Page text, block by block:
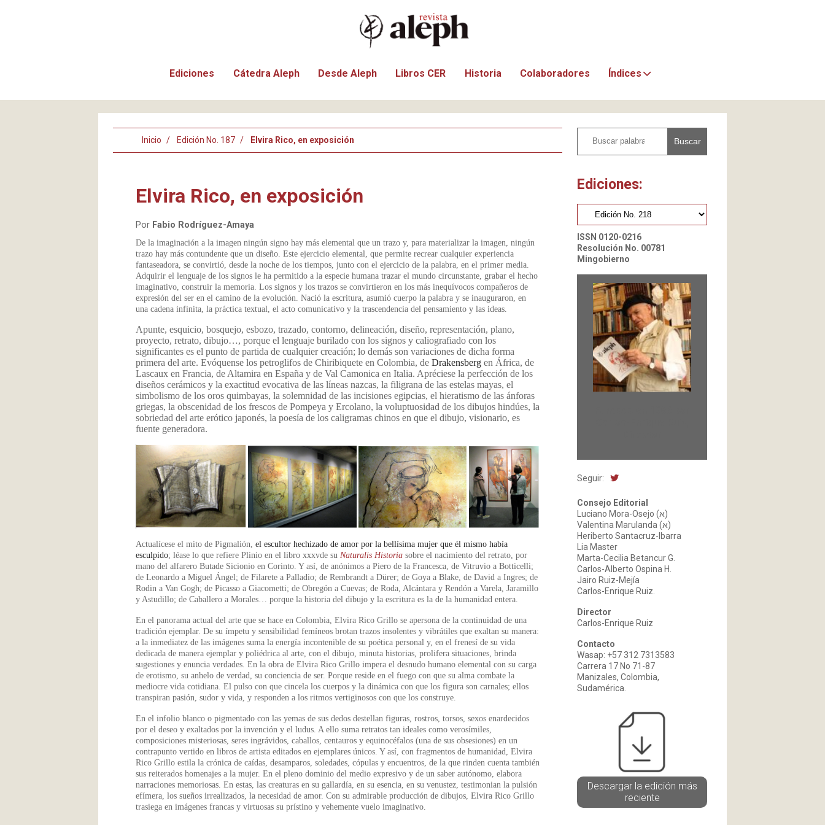
Ediciones Cátedra Aleph Desde Aleph Libros CER Historia Colaboradores Índices
Inicio Edición No. 187 Elvira Rico, en exposición
Elvira Rico, en exposición
Por Fabio Rodríguez-Amaya
De la imaginación a la imagen ningún signo hay más elemental que un trazo y, para materializar la imagen, ningún
trazo hay más contundente que un diseño. Este ejercicio elemental, que permite recrear cualquier experiencia
fantaseadora, se convirtió, desde la noche de los tiempos, junto con el ejercicio de la palabra, en el primer media.
Adquirir el lenguaje de los signos le ha permitido a la especie humana trazar el mundo circunstante, grabar el hecho
imaginativo, construir la memoria. Los signos y los trazos se convirtieron en los más inequívocos compañeros de
expresión del ser en el camino de la evolución. Nació la escritura, asumió cuerpo la palabra y se inauguraron, en
una cadena infinita, la práctica textual, el acto comunicativo y la trascendencia del pensamiento y las ideas.
Apunte, esquicio, bosquejo, esbozo, trazado, contorno, delineación, diseño, representación, plano,
proyecto, retrato, dibujo…, porque el lenguaje burilado con los signos y caliografiado con los
significantes es el punto de partida de cualquier creación; lo demás son variaciones de dicha forma
primera del arte. Evóquense los petroglifos de Chiribiquete en Colombia, de Drakensberg en África, de
Lascaux en Francia, de Altamira en España y de Val Camonica en Italia. Apréciese la perfección de los
diseños cerámicos y la exactitud evocativa de las líneas nazcas, la filigrana de las estelas mayas, el
simbolismo de los oros quimbayas, la solemnidad de las incisiones egipcias, el hieratismo de las ánforas
griegas, la obscenidad de los frescos de Pompeya y Ercolano, la voluptuosidad de los dibujos hindúes, la
sobriedad del arte erótico japonés, la poesía de los caligramas chinos en que el dibujo, visionario, es
fuente generadora.
Actualícese el mito de Pigmalión, el escultor hechizado de amor por la bellísima mujer que él mismo había
esculpido; léase lo que refiere Plinio en el libro xxxvde su Naturalis Historia sobre el nacimiento del retrato, por
mano del alfarero Butade Sicionio en Corinto. Y así, de anónimos a Piero de la Francesca, de Vitruvio a Botticelli;
de Leonardo a Miguel Ángel; de Filarete a Palladio; de Rembrandt a Dürer; de Goya a Blake, de David a Ingres; de
Rodin a Van Gogh; de Picasso a Giacometti; de Obregón a Cuevas; de Roda, Alcántara y Rendón a Varela, Jaramillo
y Astudillo; de Caballero a Morales… porque la historia del dibujo y la escritura es la de la humanidad entera.
En el panorama actual del arte que se hace en Colombia, Elvira Rico Grillo se apersona de la continuidad de una
tradición ejemplar. De su ímpetu y sensibilidad femíneos brotan trazos insolentes y vibrátiles que exaltan su manera:
a la inmediatez de las imágenes suma la energía incontenible de su poética personal y, en el frenesí de su vida
dedicada de manera ejemplar y poliédrica al arte, con el dibujo, minuta historias, prolifera situaciones, brinda
sugestiones y enuncia verdades. En la obra de Elvira Rico Grillo impera el desnudo humano elemental con su carga
de erotismo, su anhelo de verdad, su conciencia de ser. Porque reside en el fuego con que su alma combate la
mediocre vida cotidiana. El pulso con que cincela los cuerpos y la dinámica con que los figura son carnales; ellos
transpiran pasión, sudor y vida, y responden a los ritmos vertiginosos con que los construye.
En el infolio blanco o pigmentado con las yemas de sus dedos destellan figuras, rostros, torsos, sexos enardecidos
por el deseo y exaltados por la invención y el ludus. A ello suma retratos tan ideales como verosímiles,
composiciones misteriosas, seres ingrávidos, caballos, centauros y equinocéfalos (una de sus obsesiones) en un
contrapunto vertido en libros de artista editados en ejemplares únicos. Y así, con fragmentos de humanidad, Elvira
Rico Grillo estila la crónica de caídas, desamparos, soledades, cópulas y encuentros, de la que rinden cuenta también
sus reiterados homenajes a la mujer. En el pleno dominio del medio expresivo y de un saber autónomo, elabora
narraciones memoriosas. En estas, las creaturas en su gallardía, en su esencia, en su venustez, testimonian la pulsión
efímera, los sueños irrealizados, la necesidad de amor. Con su admirable producción de dibujos, Elvira Rico Grillo
trasiega en imágenes francas y virtuosas su prístino y vehemente vuelo imaginativo.
Buscar
Ediciones:
ISSN 0120-0216
Resolución No. 00781
Mingobierno
Seguir:
Consejo Editorial
Luciano Mora-Osejo (א)
Valentina Marulanda (א)
Heriberto Santacruz-Ibarra
Lia Master
Marta-Cecilia Betancur G.
Carlos-Alberto Ospina H.
Jairo Ruiz-Mejía
Carlos-Enrique Ruiz.
Director
Carlos-Enrique Ruiz
Contacto
Wasap: +57 312 7313583
Carrera 17 No 71-87
Manizales, Colombia,
Sudamérica.
Descargar la edición más
reciente